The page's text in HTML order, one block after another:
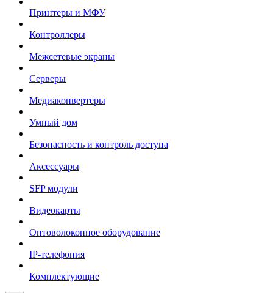
Принтеры и МФУ
Контроллеры
Межсетевые экраны
Серверы
Медиаконвертеры
Умный дом
Безопасность и контроль доступа
Аксессуары
SFP модули
Видеокарты
Оптоволоконное оборудование
IP-телефония
Комплектующие